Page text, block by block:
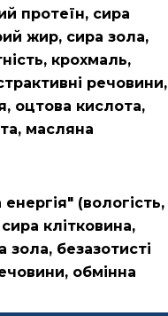
протеїн, сира
жир, сира зола,
крохмаль,
речовини,
оцтова кислота,
масляна
(вологість,
клітковина,
безазотисті
обмінна